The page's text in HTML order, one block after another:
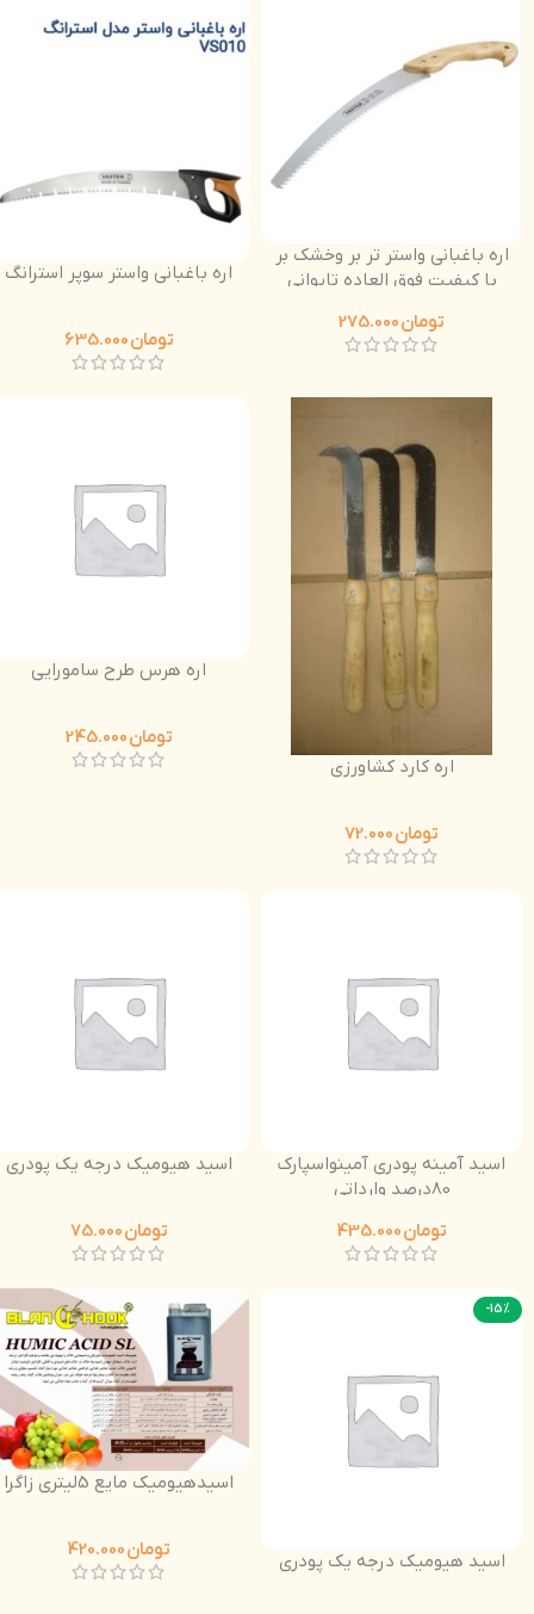
اره باغبانی واستر تر بر وخشک بر
با کیفیت فوق العاده تایوانی
تومان
اره باغبانی واستر سوپر استرانگ
تومان
اره کارد کشاورزی
تومان
اره هرس طرح سامورایی
تومان
اسید آمینه پودری آمینواسپارک
80درصد وارداتی
تومان
اسید هیومیک درجه یک پودری
تومان
-15%
اسید هیومیک درجه یک پودری
اسیدهیومیک مایع 5لیتری زاگرا
تومان